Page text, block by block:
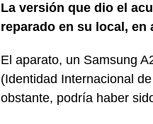
La versión que dio el
reparado en su local,
El aparato, un Samsung
(Identidad Internacional
obstante, podría haber